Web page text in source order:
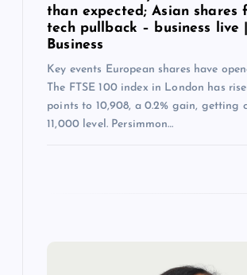
than expected; Asian shares
tech pullback – business live |
Business
Key events European shares have
The FTSE 100 index in London has
points to 10,908, a 0.2% gain, getting
11,000 level. Persimmon…